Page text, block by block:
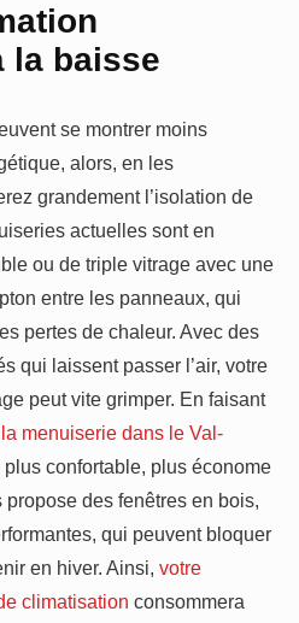
la baisse
se montrer moins
alors, en les
grandement l’isolation de
actuelles sont en
ou de triple vitrage avec une
entre les panneaux, qui
pertes de chaleur. Avec des
qui laissent passer l’air, votre
peut vite grimper. En faisant
menuiserie dans le Val-
confortable, plus économe
des fenêtres en bois,
qui peuvent bloquer
en hiver. Ainsi, votre
climatisation consommera